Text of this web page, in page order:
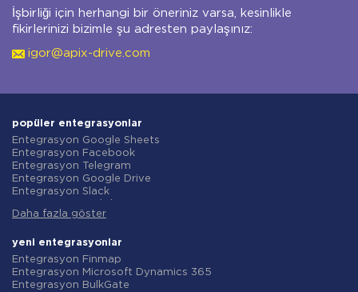
İşbirliği için herhangi bir öneriniz varsa, kesinlikle
fikirlerinizi bizimle şu adresten paylaşınız:
igor@apix-drive.com
popüler entegrasyonlar
Entegrasyon Google Sheets
Entegrasyon Facebook
Entegrasyon Telegram
Entegrasyon Google Drive
Entegrasyon Slack
Entegrasyon Gmail
Entegrasyon ClickUp
Entegrasyon Airtable
Entegrasyon Google Contacts
Entegrasyon OpenAI (ChatGPT)
Daha fazla göster
yeni entegrasyonlar
Entegrasyon Finmap
Entegrasyon Microsoft Dynamics 365
Entegrasyon BulkGate